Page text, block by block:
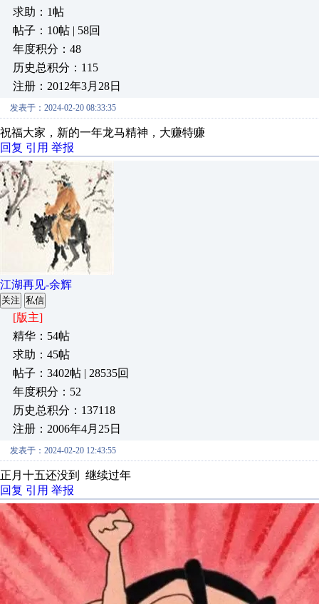
求助：1帖
帖子：10帖 | 58回
年度积分：48
历史总积分：115
注册：2012年3月28日
发表于：2024-02-20 08:33:35
祝福大家，新的一年龙马精神，大赚特赚
回复 引用 举报
江湖再见-余辉
关注 私信
[版主]
精华：54帖
求助：45帖
帖子：3402帖 | 28535回
年度积分：52
历史总积分：137118
注册：2006年4月25日
发表于：2024-02-20 12:43:55
正月十五还没到 继续过年
回复 引用 举报